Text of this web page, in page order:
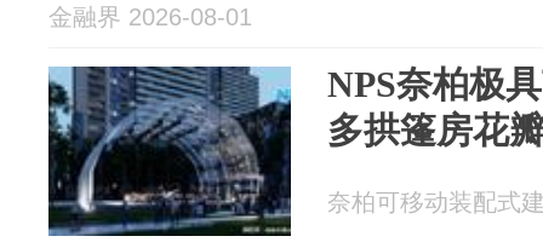
金融界 2026-08-01
NPS奈柏极
多拱篷房花
奈柏可移动装配式